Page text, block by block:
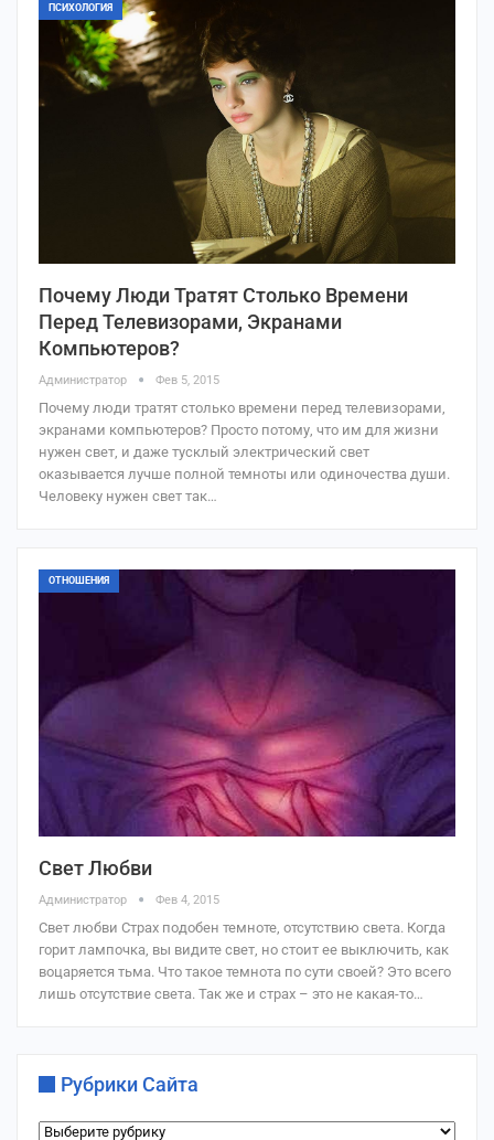
ПСИХОЛОГИЯ
Почему Люди Тратят Столько Времени
Перед Телевизорами, Экранами
Компьютеров?
Администратор Фев 5, 2015
Почему люди тратят столько времени перед телевизорами,
экранами компьютеров? Просто потому, что им для жизни
нужен свет, и даже тусклый электрический свет
оказывается лучше полной темноты или одиночества души.
Человеку нужен свет так…
ОТНОШЕНИЯ
Свет Любви
Администратор Фев 4, 2015
Свет любви Страх подобен темноте, отсутствию света. Когда
горит лампочка, вы видите свет, но стоит ее выключить, как
воцаряется тьма. Что такое темнота по сути своей? Это всего
лишь отсутствие света. Так же и страх – это не какая-то…
Рубрики Сайта
Рубрики